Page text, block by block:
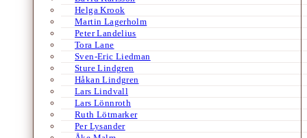
Helga Krook
Martin Lagerholm
Peter Landelius
Tora Lane
Sven-Eric Liedman
Sture Lindgren
Håkan Lindgren
Lars Lindvall
Lars Lönnroth
Ruth Lötmarker
Per Lysander